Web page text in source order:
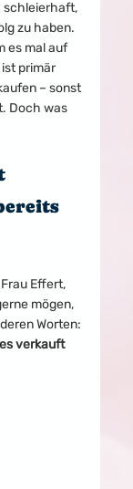
schleierhaft,
zu haben.
es mal auf
primär
– sonst
Doch was
Effert,
mögen,
Worten:
verkauft